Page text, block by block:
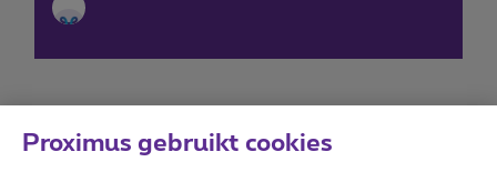
Proximus gebruikt cookies